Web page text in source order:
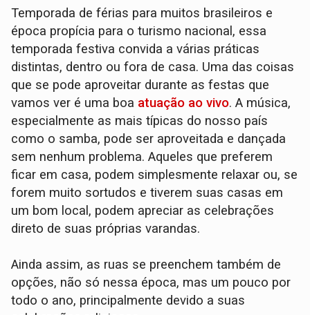
Temporada de férias para muitos brasileiros e
época propícia para o turismo nacional, essa
temporada festiva convida a várias práticas
distintas, dentro ou fora de casa. Uma das coisas
que se pode aproveitar durante as festas que
vamos ver é uma boa atuação ao vivo. A música,
especialmente as mais típicas do nosso país
como o samba, pode ser aproveitada e dançada
sem nenhum problema. Aqueles que preferem
ficar em casa, podem simplesmente relaxar ou, se
forem muito sortudos e tiverem suas casas em
um bom local, podem apreciar as celebrações
direto de suas próprias varandas.
Ainda assim, as ruas se preenchem também de
opções, não só nessa época, mas um pouco por
todo o ano, principalmente devido a suas